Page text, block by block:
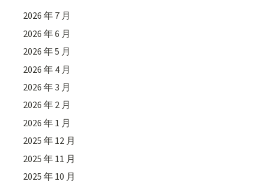
2026 年 7 月
2026 年 6 月
2026 年 5 月
2026 年 4 月
2026 年 3 月
2026 年 2 月
2026 年 1 月
2025 年 12 月
2025 年 11 月
2025 年 10 月